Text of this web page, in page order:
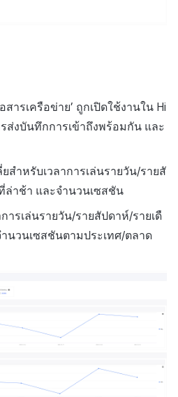
ารเครือข่าย’ ถูกเปิดใช้งานใน Hi
ส่งบันทึกการเข้าถึงพร้อมกัน และ
สำหรับเวลาการเล่นรายวัน/รายสั
ล่าช้า และจำนวนเซสชัน
ารเล่นรายวัน/รายสัปดาห์/รายเดื
นวนเซสชันตามประเทศ/ตลาด